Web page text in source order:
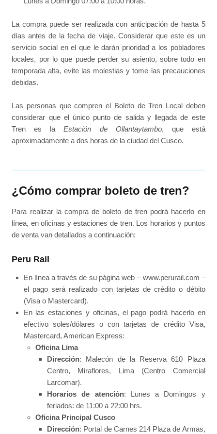
La compra puede ser realizada con anticipación de hasta 5
días antes de la fecha de viaje. Considerar que este es un
servicio social en el que le darán prioridad a los pobladores
locales, por lo que puede perder su asiento, sobre todo en
temporada alta, evite las molestias y tome las precauciones
debidas.
Las personas que compren el Boleto de Tren Local deben
considerar que el único punto de salida y llegada de este
Tren es laEstación de Ollantaytambo, que está
aproximadamente a dos horas de la ciudad del Cusco.
¿Cómo comprar boleto de tren?
Para realizar la compra de boleto de tren podrá hacerlo en
línea, en oficinas y estaciones de tren. Los horarios y puntos
de venta van detallados a continuación:
Peru Rail
En línea a través de su página web – www.perurail.com –
el pago será realizado con tarjetas de crédito o débito
(Visa o Mastercard).
En las estaciones y oficinas, el pago podrá hacerlo en
efectivo soles/dólares o con tarjetas de crédito Visa,
Mastercard, American Express:
Oficina Lima
Dirección: Malecón de la Reserva 610 Plaza
Centro, Miraflores, Lima (Centro Comercial
Larcomar).
Horarios de atención: Lunes a Domingos y
feriados: de 11:00 a 22:00 hrs.
Oficina Principal Cusco
Dirección: Portal de Carnes 214 Plaza de Armas,